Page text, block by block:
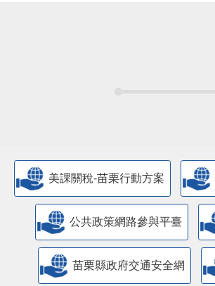
美課關稅-苗栗行動方案
公共政策網路參與平臺
苗栗縣政府交通安全網